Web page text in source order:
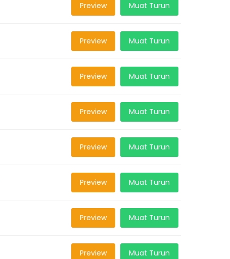
Muat Turun
Preview
Muat Turun
Preview
Muat Turun
Preview
Muat Turun
Preview
Muat Turun
Preview
Muat Turun
Preview
Muat Turun
Preview
Muat Turun
Preview